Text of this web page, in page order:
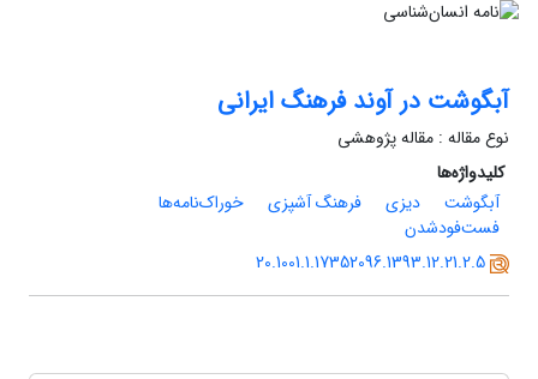
آبگوشت در آوند فرهنگ ایرانی
نوع مقاله : مقاله پژوهشی
کلیدواژه‌ها
آبگوشت
دیزی فرهنگ آشپزی
خوراک‌نامه‌ها
فست‌فودشدن
20.1001.1.17352096.1393.12.21.2.5